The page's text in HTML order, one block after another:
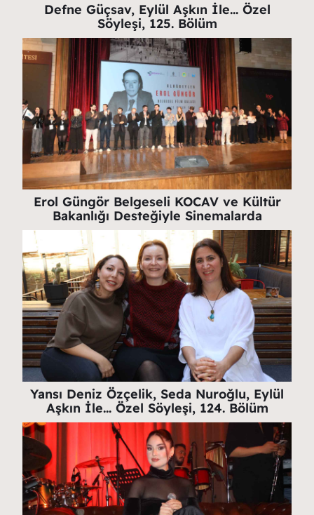
Defne Güçsav, Eylül Aşkın İle… Özel
Söyleşi, 125. Bölüm
Erol Güngör Belgeseli KOCAV ve Kültür
Bakanlığı Desteğiyle Sinemalarda
Yansı Deniz Özçelik, Seda Nuroğlu, Eylül
Aşkın İle… Özel Söyleşi, 124. Bölüm